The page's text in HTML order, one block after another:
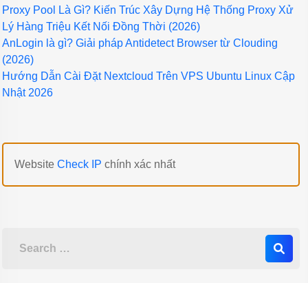
Proxy Pool Là Gì? Kiến Trúc Xây Dựng Hệ Thống Proxy Xử
Lý Hàng Triệu Kết Nối Đồng Thời (2026)
AnLogin là gì? Giải pháp Antidetect Browser từ Clouding
(2026)
Hướng Dẫn Cài Đặt Nextcloud Trên VPS Ubuntu Linux Cập
Nhật 2026
Website Check IP chính xác nhất